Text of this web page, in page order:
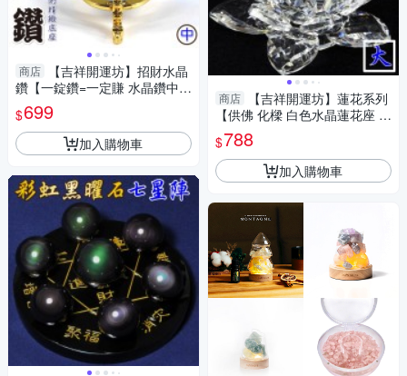
商店
【吉祥開運坊】招財水晶
鑽【一錠鑽=一定賺 水晶鑽中型
約7.8cm 含底座 多色可供選
擇】淨化 擇日
$699
加入購物車
商店
【吉祥開運坊】蓮花系列
【供佛 化樑 白色水晶蓮花座 大
型】開光 擇日
$788
加入購物車